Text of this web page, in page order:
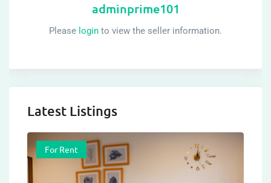
adminprime101
Please login to view the seller information.
Latest Listings
For Rent